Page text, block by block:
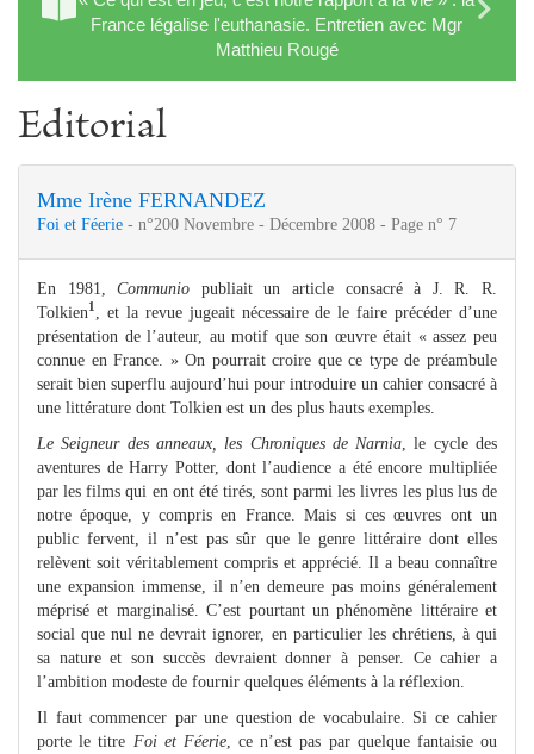
France légalise l'euthanasie. Entretien avec Mgr
Matthieu Rougé
Editorial
Mme Irène FERNANDEZ
Foi et Féerie - n°200 Novembre - Décembre 2008 - Page n° 7
En 1981,Communio publiait un article consacré à J. R. R.
Tolkien1
, et la revue jugeait nécessaire de le faire précéder d’une
présentation de l’auteur, au motif que son œuvre était « assez peu
connue en France. » On pourrait croire que ce type de préambule
serait bien superflu aujourd’hui pour introduire un cahier consacré à
une littérature dont Tolkien est un des plus hauts exemples.
Le Seigneur des anneaux, les Chroniques de Narnia , le cycle des
aventures de Harry Potter, dont l’audience a été encore multipliée
par les films qui en ont été tirés, sont parmi les livres les plus lus de
notre époque, y compris en France. Mais si ces œuvres ont un
public fervent, il n’est pas sûr que le genre littéraire dont elles
relèvent soit véritablement compris et apprécié. Il a beau connaître
une expansion immense, il n’en demeure pas moins généralement
méprisé et marginalisé. C’est pourtant un phénomène littéraire et
social que nul ne devrait ignorer, en particulier les chrétiens, à qui
sa nature et son succès devraient donner à penser. Ce cahier a
l’ambition modeste de fournir quelques éléments à la réflexion.
Il faut commencer par une question de vocabulaire. Si ce cahier
porte le titre Foi et Féerie, ce n’est pas par quelque fantaisie ou